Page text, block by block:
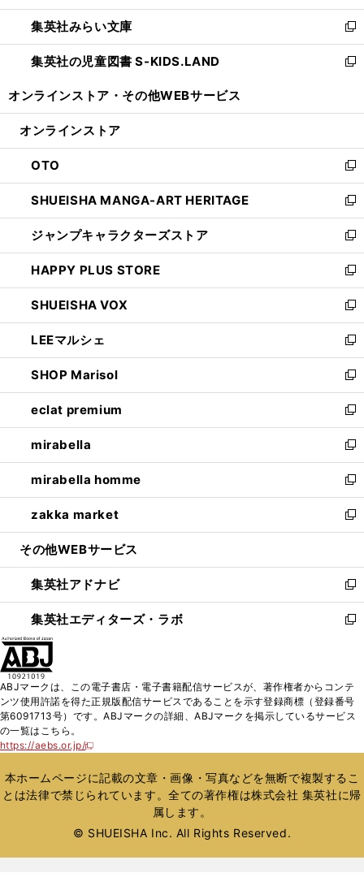
開
く
ウ
で
開
く
ン
ド
ウ
で
ウ
ィ
ン
ド
開
集英社みらい文庫
新
し
い
ン
ウ
で
開
く
集英社の児童図書 S-KIDS.LAND
新
ウ
ン
ド
ウ
で
開
く
オンラインストア・ その他WEBサービス
オンラインストア
OTO
新
し
い
ウ
ィ
ン
ド
ウ
で
開
く
SHUEISHA MANGA-ART HERITAGE
新
し
い
ウ
ィ
ン
ド
ウ
で
開
く
ジャンプキャラクターズストア
新
し
い
ウ
ィ
ン
ド
ウ
で
開
く
HAPPY PLUS STORE
新
し
い
ウ
ィ
ン
ド
ウ
で
開
く
SHUEISHA VOX
新
し
い
ウ
ィ
ン
ド
ウ
で
開
く
LEEマルシェ
新
し
い
ウ
ィ
ン
ド
ウ
で
開
く
SHOP Marisol
新
し
い
ウ
ィ
ン
ド
ウ
で
開
eclat premium
新
し
い
ウ
ィ
ン
ド
ウ
開
く
mirabella
新
し
い
ウ
ィ
ン
ウ
で
開
く
mirabella homme
新
し
い
ウ
ン
ド
ウ
で
zakka market
新
し
ウ
ィ
ン
ド
く
その他WEBサービス
集英社アドナビ
新
し
い
ド
ウ
で
集英社エディターズ・ラボ
新
ィ
ン
ド
開
く
ABJマークは、この電子書店・電子書籍配信サービスが、著作権者からコンテ
ンツ使用許諾を得た正規版配信サービスであることを示す登録商標（登録番号
第6091713号）です。ABJマークの詳細、ABJマークを掲示しているサービス
の一覧はこちら。
https://aebs.or.jp/
新
い
ウ
ィ
ウ
本ホームページに記載の文章・画像・写真などを無断で複製するこ
とは法律で禁じられています。全ての著作権は株式会社 集英社に帰
属します。
© SHUEISHA Inc. All Rights Reserved.